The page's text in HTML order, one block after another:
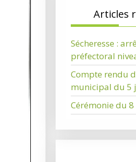
Articles
Sécheresse :
préfectoral
Compte rendu
municipal du 5
Cérémonie du